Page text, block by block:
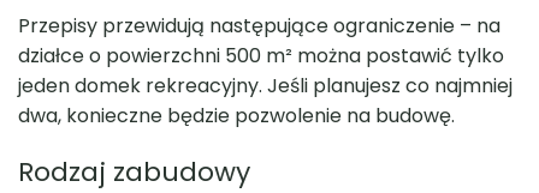
Przepisy przewidują następujące ograniczenie – na
działce o powierzchni 500 m² można postawić tylko
jeden domek rekreacyjny. Jeśli planujesz co najmniej
dwa, konieczne będzie pozwolenie na budowę.
Rodzaj zabudowy